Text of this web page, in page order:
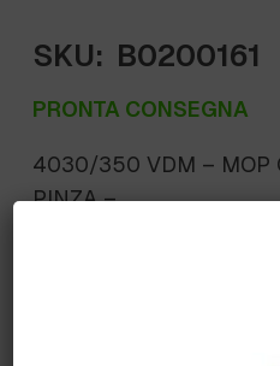
SKU: B0200161
PRONTA CONSEGNA
4030/350 VDM – MOP
PINZA –